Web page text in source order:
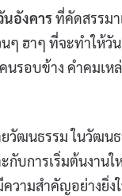
นอังคารที่คัดสรรม
ๆ ฮาๆ ที่จะทำให้
นรอบข้าง คำคมเ
วัฒนธรรม ในวัฒ
บการเริ่มต้นงาน
ความสำคัญอย่าง